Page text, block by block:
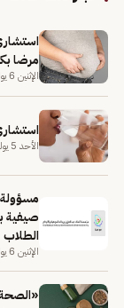
مرضا
الإثنين 6 يوليو 2026
استشاري: 7 قواعد لشرب
الأحد 5 يوليو 2026
صيفية
الطلاب
الإثنين 6 يوليو 2026